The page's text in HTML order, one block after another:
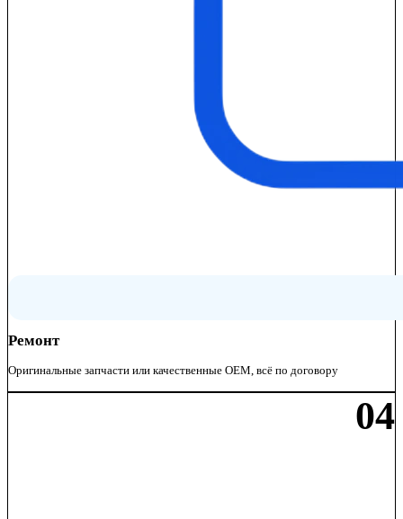
Ремонт
Оригинальные запчасти или качественные OEM, всё по договору
04